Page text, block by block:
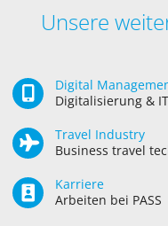
Unsere
Digital
Digitalisierung &
Travel Industry
Business travel
Karriere
Arbeiten bei PASS